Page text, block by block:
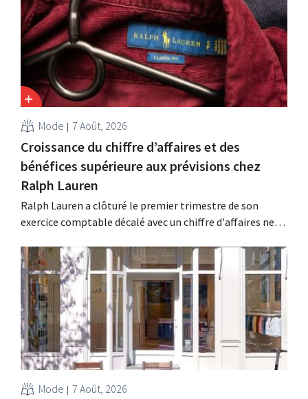
précédemment aux Pays-Bas, en Belgique et en Espagne,
qui avaient déjà entraîné la suppression de centaines
d'emplois.
Mode 7 Août, 2026
Croissance du chiffre d’affaires et des
bénéfices supérieure aux prévisions chez
Ralph Lauren
Ralph Lauren a clôturé le premier trimestre de son
exercice comptable décalé avec un chiffre d'affaires net
soit une hausse de 14 % par rapport à l'année
précédente. Fort de ce démarrage supérieur aux
attentes, le groupe revoit également à la...
Mode 7 Août, 2026